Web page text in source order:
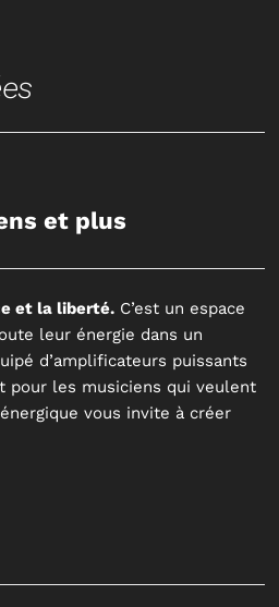
et plus
et la liberté. C’est un espace
leur énergie dans un
d’amplificateurs puissants
pour les musiciens qui veulent
vous invite à créer